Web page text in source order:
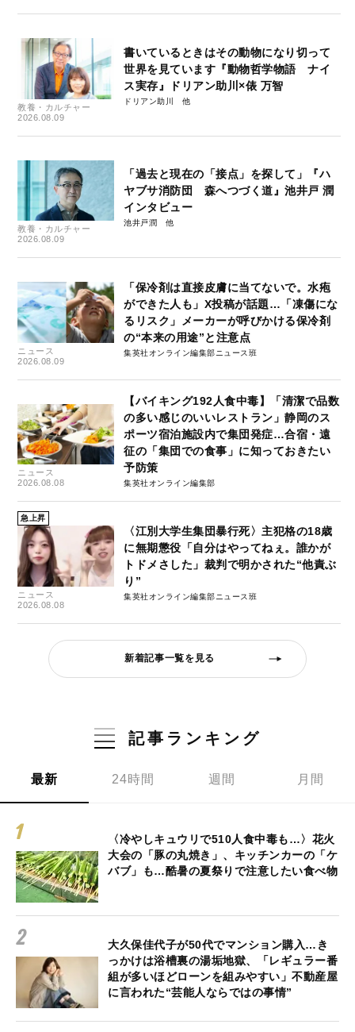
教養・カルチャー
2026.08.09
書いているときはその動物になり切って
世界を見ています『動物哲学物語 ナイ
ス実存』ドリアン助川×俵 万智
ドリアン助川
教養・カルチャー
2026.08.09
「過去と現在の「接点」を探して」『ハ
ヤブサ消防団 森へつづく道』池井戸 潤
インタビュー
池井戸潤
ニュース
2026.08.09
「保冷剤は直接皮膚に当てないで。水疱
ができた人も」X投稿が話題…「凍傷にな
るリスク」メーカーが呼びかける保冷剤
の“本来の用途”と注意点
集英社オンライン編集部ニュース班
ニュース
2026.08.08
【バイキング192人食中毒】「清潔で品数
の多い感じのいいレストラン」静岡のス
ポーツ宿泊施設内で集団発症…合宿・遠
征の「集団での食事」に知っておきたい
予防策
集英社オンライン編集部
急上昇
ニュース
2026.08.08
〈江別大学生集団暴行死〉主犯格の18歳
に無期懲役「自分はやってねぇ。誰かが
トドメさした」裁判で明かされた“他責ぶ
り”
集英社オンライン編集部ニュース班
新着記事一覧を見る
記事ランキング
最新 24時間 週間 月間
〈冷やしキュウリで510人食中毒も…〉花火
大会の「豚の丸焼き」、キッチンカーの「ケ
バブ」も…酷暑の夏祭りで注意したい食べ物
大久保佳代子が50代でマンション購入…き
っかけは浴槽裏の湯垢地獄、「レギュラー番
組が多いほどローンを組みやすい」不動産屋
に言われた“芸能人ならではの事情”